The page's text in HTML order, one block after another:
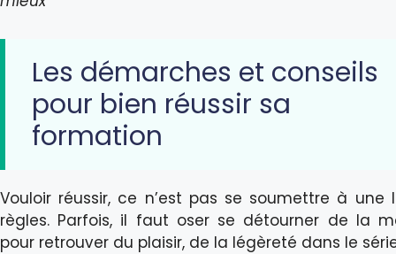
Les démarches et conseils
pour bien réussir sa
formation
Vouloir réussir, ce n’est pas se soumettre à une
règles. Parfois, il faut oser se détourner de la
pour retrouver du plaisir, de la légèreté dans le